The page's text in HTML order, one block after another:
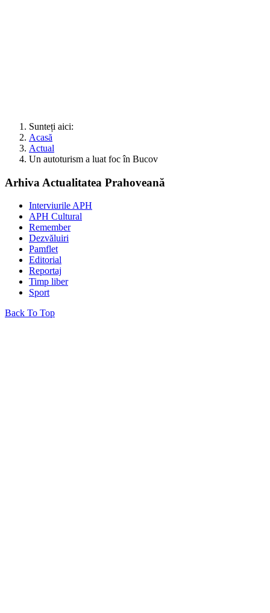
Sunteți aici:
Acasă
Actual
Un autoturism a luat foc în Bucov
Arhiva Actualitatea Prahoveană
Interviurile APH
APH Cultural
Remember
Dezvăluiri
Pamflet
Editorial
Reportaj
Timp liber
Sport
Back To Top